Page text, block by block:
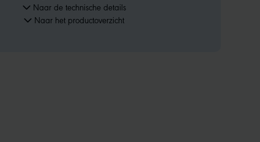
Naar de technische details
Naar het productoverzicht